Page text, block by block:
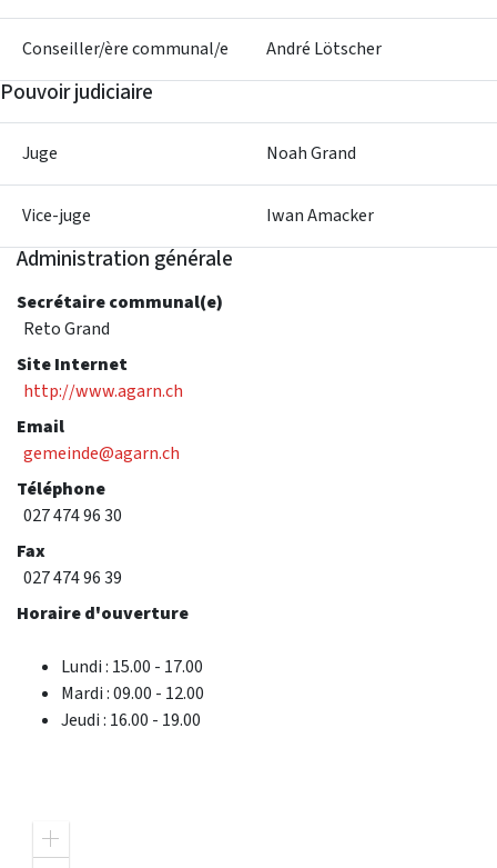
Conseiller/ère communal/e André Lötscher
Pouvoir judiciaire
Juge Noah Grand
Vice-juge Iwan Amacker
Administration générale
Secrétaire communal(e)
Reto Grand
Site Internet
http://www.agarn.ch
Email
gemeinde@agarn.ch
Téléphone
027 474 96 30
Fax
027 474 96 39
Horaire d'ouverture
Lundi : 15.00 - 17.00
Mardi : 09.00 - 12.00
Jeudi : 16.00 - 19.00
Z